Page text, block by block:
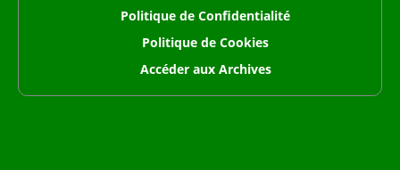
Politique de Confidentialité
Politique de Cookies
Accéder aux Archives